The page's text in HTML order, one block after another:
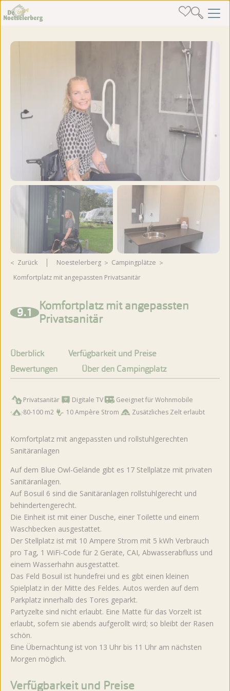
Zurück Noestelerberg
Campingplätze
Komfortplatz mit angepassten Privatsanitär
9.1 Komfortplatz mit angepassten
Privatsanitär
Überblick
Verfügbarkeit und Preise
Bewertungen
Über den Campingplatz
Privatsanitär Digitale TV
Geeignet für Wohnmobile
80-100 m2
10 Ampère Strom Zusätzliches Zelt erlaubt
Komfortplatz mit angepassten und rollstuhlgerechten
Sanitäranlagen
Auf dem Blue Owl-Gelände gibt es 17 Stellplätze mit privaten
Sanitäranlagen.
Auf Bosuil 6 sind die Sanitäranlagen rollstuhlgerecht und
behindertengerecht.
Die Einheit ist mit einer Dusche, einer Toilette und einem
Waschbecken ausgestattet.
Der Stellplatz ist mit 10 Ampere Strom mit 5 kWh Verbrauch
pro Tag, 1 WiFi-Code für 2 Geräte, CAI, Abwasserabfluss und
einem Wasserhahn ausgestattet.
Das Feld Bosuil ist hundefrei und es gibt einen kleinen
Spielplatz in der Mitte des Feldes. Autos werden auf dem
Parkplatz innerhalb des Tores geparkt.
Partyzelte sind nicht erlaubt. Eine Matte für das Vorzelt ist
erlaubt, sofern sie abends aufgerollt wird; so bleibt der Rasen
schön.
Eine Übernachtung ist von 13 Uhr bis 11 Uhr am nächsten
Morgen möglich.
Verfügbarkeit und Preise